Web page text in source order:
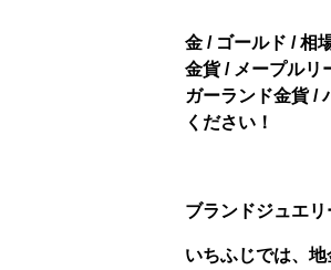
金 / ゴールド / 相
金貨 / メープルリ
ガーランド金貨 /
ください！
ブランドジュエ
いちふじでは、